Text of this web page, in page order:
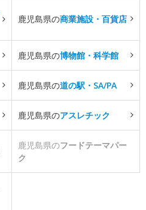
鹿児島県の商業施設・百貨店
鹿児島県の博物館・科学館
鹿児島県の道の駅・SA/PA
鹿児島県のアスレチック
鹿児島県のフードテーマパー
ク